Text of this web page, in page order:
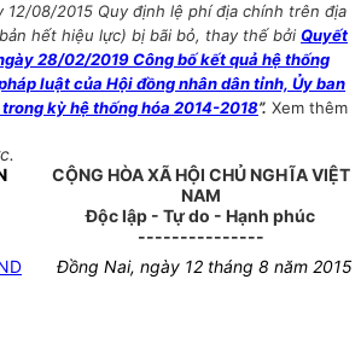
12/08/2015 Quy định lệ phí địa chính trên địa
hết hiệu lực) bị bãi bỏ, thay thế bởi Quyết
28/02/2019 Công bố kết quả hệ thống
luật của Hội đồng nhân dân tỉnh, Ủy ban
kỳ hệ thống hóa 2014-2018”. Xem thêm
CỘNG HÒA XÃ HỘI CHỦ NGHĨA VIỆT
NAM
Độc lập - Tự do - Hạnh phúc
---------------
Đồng Nai, ngày 12 tháng 8 năm 2015